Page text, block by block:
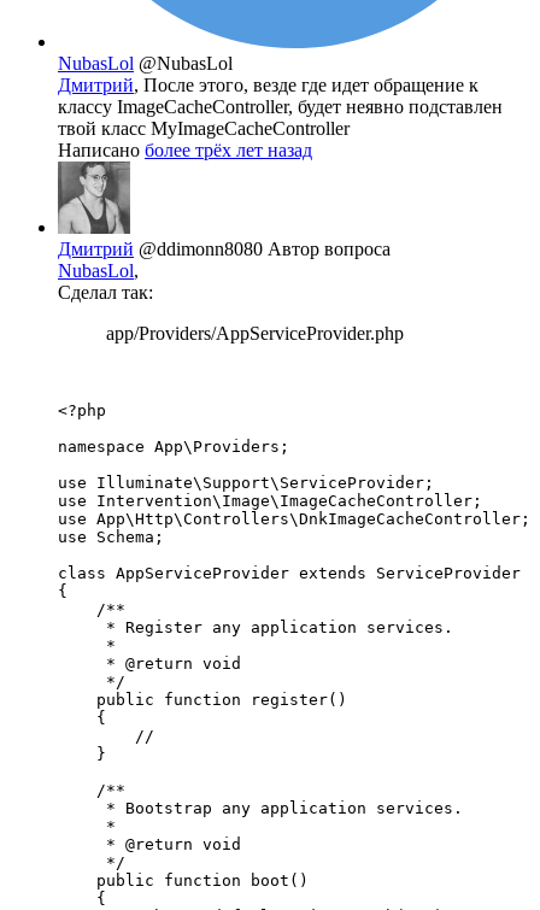
NubasLol @NubasLol
Дмитрий, После этого, везде где идет обращение к
классу ImageCacheController, будет неявно подставлен
твой класс MyImageCacheController
Написано более трёх лет назад
Дмитрий @ddimonn8080 Автор вопроса
NubasLol,
Сделал так:
app/Providers/AppServiceProvider.php
<?php
namespace App\Providers;
use Illuminate\Support\ServiceProvider;
use Intervention\Image\ImageCacheController;
use App\Http\Controllers\DnkImageCacheController;
use Schema;
class AppServiceProvider extends ServiceProvider
{
    /**
     * Register any application services.
     *
     * @return void
     */
    public function register()
    {
        //
    }
    /**
     * Bootstrap any application services.
     *
     * @return void
     */
    public function boot()
    {